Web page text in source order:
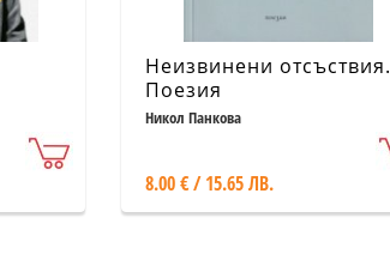
Неизвинени отсъствия.
Поезия
Никол Панкова
8.00 € / 15.65 ЛВ.